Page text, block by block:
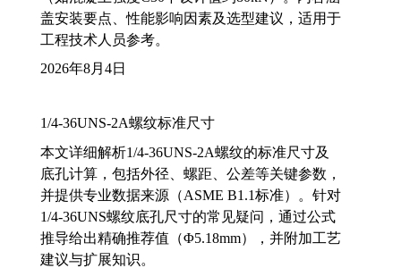
盖安装要点、性能影响因素及选型建议，适用于
工程技术人员参考。
2026年8月4日
1/4-36UNS-2A螺纹标准尺寸
本文详细解析1/4-36UNS-2A螺纹的标准尺寸及
底孔计算，包括外径、螺距、公差等关键参数，
并提供专业数据来源（ASME B1.1标准）。针对
1/4-36UNS螺纹底孔尺寸的常见疑问，通过公式
推导给出精确推荐值（Φ5.18mm），并附加工艺
建议与扩展知识。